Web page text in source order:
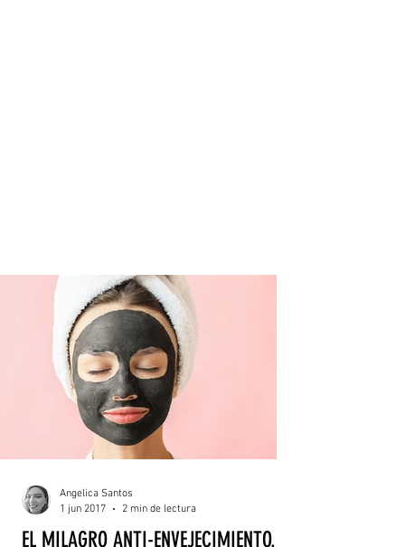
EL MILAGRO ANTI-ENVEJECIMIENTO.
Angelica Santos
1 jun 2017
2 min de lectura